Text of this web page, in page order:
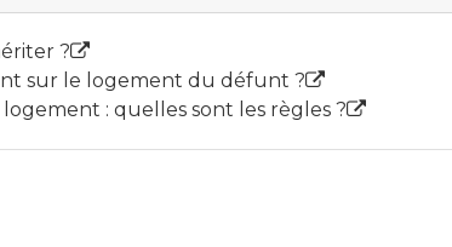
?
sur le logement du défunt ?
: quelles sont les règles ?